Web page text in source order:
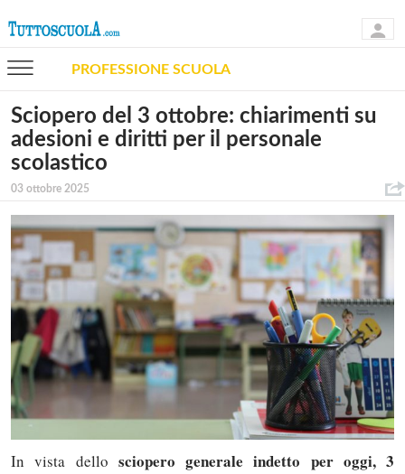
PROFESSIONE SCUOLA
Sciopero del 3 ottobre: chiarimenti su
adesioni e diritti per il personale
scolastico
03 ottobre 2025
In vista dello sciopero generale indetto per oggi, 3